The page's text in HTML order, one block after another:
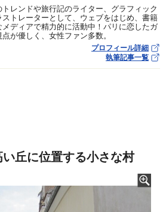
レンドや旅行記のライター、グラフィック
トレーターとして、ウェブをはじめ、書籍
ディアで精力的に活動中！パリに恋したガ
が優しく、女性ファン多数。
プロフィール詳細
執筆記事一覧
丘に位置する小さな村